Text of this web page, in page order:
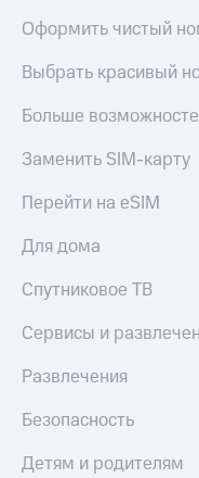
Оформить чистый
Выбрать красивый
Больше
Заменить SIM-карту
Перейти на eSIM
Для дома
Спутниковое ТВ
Сервисы и
Развлечения
Безопасность
Детям и родителям